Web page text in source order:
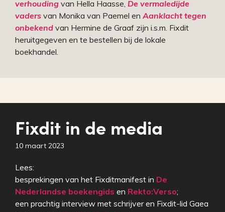
verhouding van Hella Haasse, De vermaledijde
vaders van Monika van Paemel en Aanklacht tegen
onbekend van Hermine de Graaf zijn i.s.m. Fixdit
heruitgegeven en te bestellen bij de lokale
boekhandel.
Fixdit in de media
10 maart 2023
Lees:
besprekingen van het Fixditmanifest in De
Nederlandse boekengids en Rekto:Verso;
een prachtig interview met schrijver en Fixdit-lid Gaea